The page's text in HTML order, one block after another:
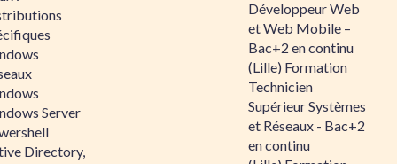
Server
Directory,
Développeur Web
et Web Mobile –
Bac+2 en continu
(Lille) Formation
Technicien
Supérieur Systèmes
et Réseaux - Bac+2
en continu